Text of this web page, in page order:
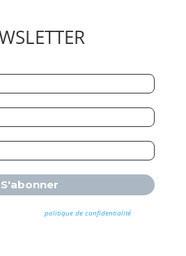
politique de confidentialitépour
plus d’informations.